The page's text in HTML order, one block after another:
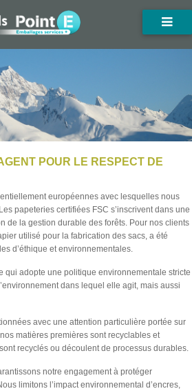
POUR LE RESPECT DE
européennes avec lesquelles nous
papeteries certifiées FSC s’inscrivent dans une
de la gestion durable des forêts. Pour nos clients
utilisé pour la fabrication des sacs, a été
d’éthique et environnementales.
qui adopte une politique environnementale stricte
dans lequel elle agit, mais aussi
avec une attention particulière portée sur
matières premières sont recyclables et
recyclés ou découlent de processus durables.
notre engagement à protéger
limitons l’impact environnemental d’encres,